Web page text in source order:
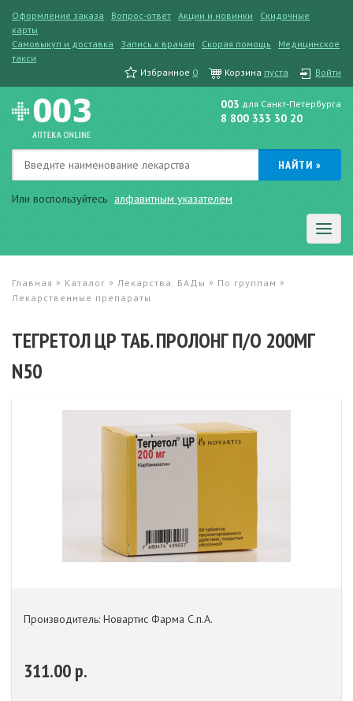
Оформление заказа Вопрос-ответ Акции и новинки
Скидочные
карты
Самовыкуп и доставка
Запись к врачам Скорая помощь
Медицинское
такси
Избранное 0 Корзина пуста Войти
Или воспользуйтесь алфавитным указателем
003 для Санкт-Петербурга
8 800 333 30 20
Главная » Каталог » Лекарства. БАДы » По группам »
Лекарственные препараты
ТЕГРЕТОЛ ЦР ТАБ. ПРОЛОНГ П/О 200МГ
N50
Производитель: Новартис Фарма С.п.А.
311.00 р.